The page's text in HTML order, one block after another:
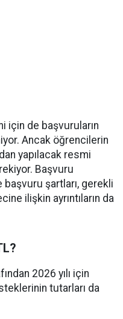
için de başvuruların
Ancak öğrencilerin
yapılacak resmi
Başvuru
şartları, gerekli
ilişkin ayrıntıların da
2026 yılı için
tutarları da